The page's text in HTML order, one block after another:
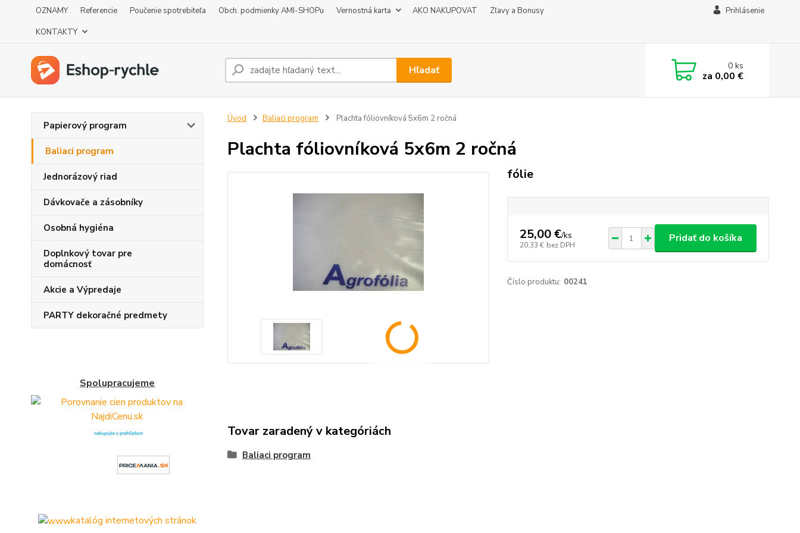
OZNAMY Referencie Poučenie spotrebiteľa Obch. podmienky AMI-SHOPu Vernostná karta AKO NAKUPOVAT
Zľavy a Bonusy
KONTAKTY
Prihlásenie
Hľadať 0ks
za 0,00 €
Papierový program
Baliaci program
Jednorázový riad
Dávkovače a zásobníky
Osobná hygiéna
Doplnkový tovar pre
domácnosť
Akcie a Výpredaje
PARTY dekoračné predmety
Spolupracujeme
katalóg internetových stránok
Úvod Baliaci program Plachta fóliovníková 5x6m 2 ročná
Plachta fóliovníková 5x6m 2 ročná
fólie
25,00 €/ks
20,33 € bez DPH
Pridať do košíka
Číslo produktu: 00241
Tovar zaradený v kategóriách
Baliaci program